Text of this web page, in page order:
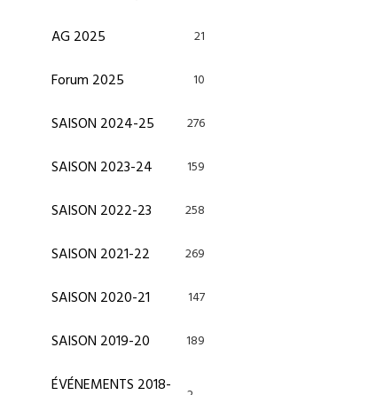
AG 2025 21
Forum 2025 10
SAISON 2024-25 276
SAISON 2023-24 159
SAISON 2022-23 258
SAISON 2021-22 269
SAISON 2020-21 147
SAISON 2019-20 189
ÉVÉNEMENTS 2018-